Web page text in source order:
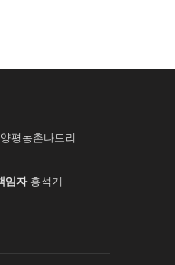
평농촌나드리
임자홍석기